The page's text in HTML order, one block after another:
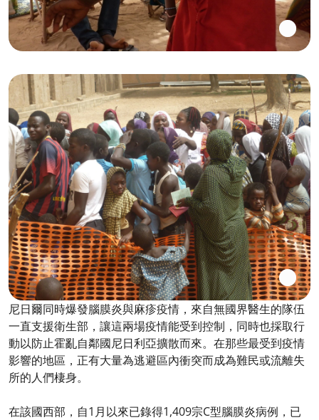
尼日爾同時爆發腦膜炎與麻疹疫情，來自無國界醫生的隊伍
一直支援衛生部，讓這兩場疫情能受到控制，同時也採取行
動以防止霍亂自鄰國尼日利亞擴散而來。在那些最受到疫情
影響的地區，正有大量為逃避區內衝突而成為難民或流離失
所的人們棲身。
在該國西部，自1月以來已錄得1,409宗C型腦膜炎病例，已